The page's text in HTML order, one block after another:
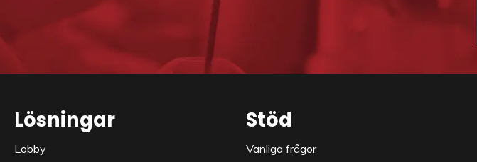
Lösningar
Lobby
Stöd
Vanliga frågor